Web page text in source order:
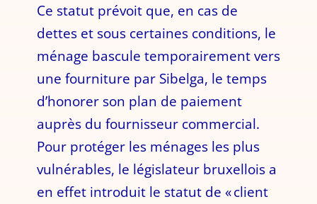
Ce statut prévoit que, en cas de
dettes et sous certaines conditions, le
ménage bascule temporairement vers
une fourniture par Sibelga, le temps
d’honorer son plan de paiement
auprès du fournisseur commercial.
Pour protéger les ménages les plus
vulnérables, le législateur bruxellois a
en effet introduit le statut de « client